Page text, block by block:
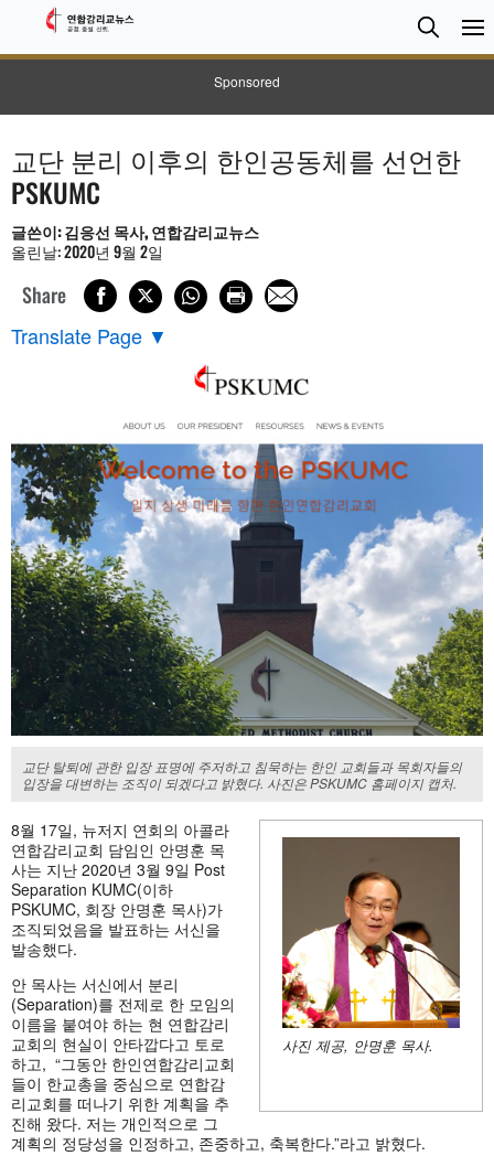
Sponsored
검
색
Search
교단 분리 이후의 한인공동체를 선언한
PSKUMC
글쓴이: 김응선 목사, 연합감리교뉴스
올린날: 2020년 9월 2일
Share
Translate Page ▼
교단 탈퇴에 관한 입장 표명에 주저하고 침묵하는 한인 교회들과 목회자들의
입장을 대변하는 조직이 되겠다고 밝혔다. 사진은 PSKUMC 홈페이지 캡처.
사진제공, 안명훈 목사.
8월 17일, 뉴저지 연회의 아콜라
연합감리교회 담임인 안명훈 목
사는 지난 2020년 3월 9일 Post
Separation KUMC(이하
PSKUMC, 회장 안명훈 목사)가
조직되었음을 발표하는 서신을
발송했다.
안 목사는 서신에서 분리
(Separation)를 전제로 한 모임의
이름을 붙여야 하는 현 연합감리
교회의 현실이 안타깝다고 토로
하고, “그동안 한인연합감리교회
들이 한교총을 중심으로 연합감
리교회를 떠나기 위한 계획을 추
진해 왔다. 저는 개인적으로 그
계획의 정당성을 인정하고, 존중하고, 축복한다.”라고 밝혔다.